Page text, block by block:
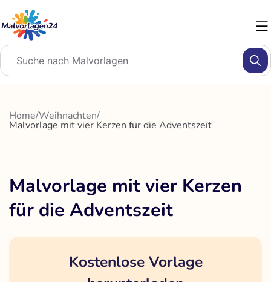
Inhalt
springen
Home/Weihnachten/
Malvorlage mit vier Kerzen für die Adventszeit
Malvorlage mit vier Kerzen
für die Adventszeit
Kostenlose Vorlage